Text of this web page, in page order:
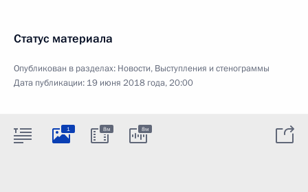
Статус материала
Опубликован в разделах: Новости, Выступления и стенограммы
Дата публикации: 19 июня 2018 года, 20:00
1 8м 8м